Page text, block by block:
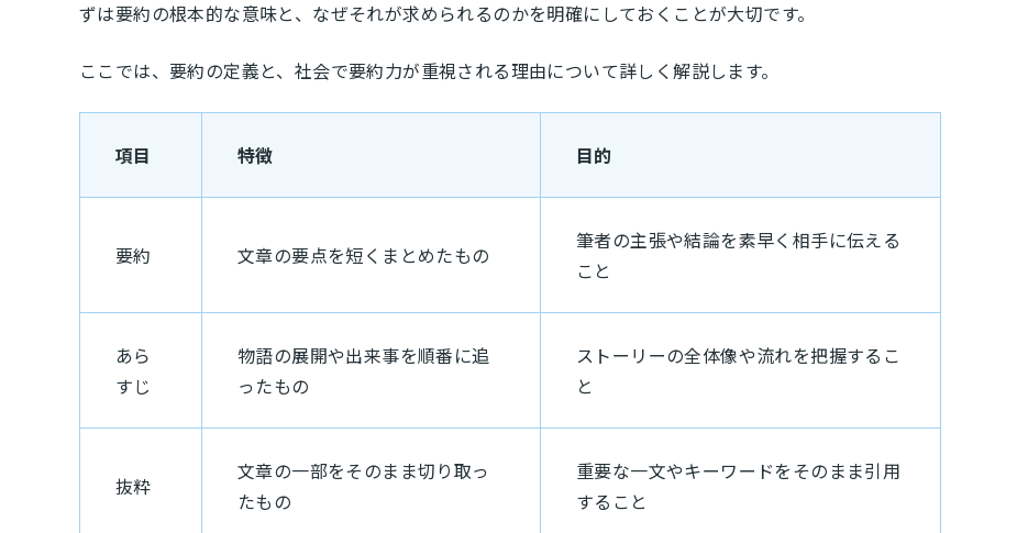
ずは要約の根本的な意味と、なぜそれが求められるのかを明確にしておくことが大切です。
ここでは、要約の定義と、社会で要約力が重視される理由について詳しく解説します。
項目 特徴 目的
要約 文章の要点を短くまとめたもの
筆者の主張や結論を素早く相手に伝える
こと
あら
すじ
物語の展開や出来事を順番に追
ったもの
ストーリーの全体像や流れを把握するこ
と
抜粋
文章の一部をそのまま切り取っ
たもの
重要な一文やキーワードをそのまま引用
すること